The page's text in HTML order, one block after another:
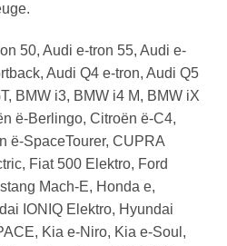
50, Audi e-tron 55, Audi e-
Audi Q4 e-tron, Audi Q5
BMW i3, BMW i4 M, BMW iX
ë-Berlingo, Citroën ë-C4,
ë-SpaceTourer, CUPRA
Fiat 500 Elektro, Ford
Mach-E, Honda e,
IONIQ Elektro, Hyundai
Kia e-Niro, Kia e-Soul,